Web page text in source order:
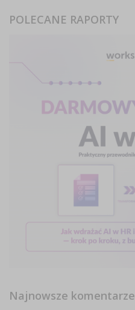
POLECANE RAPORTY
Najnowsze komentarze